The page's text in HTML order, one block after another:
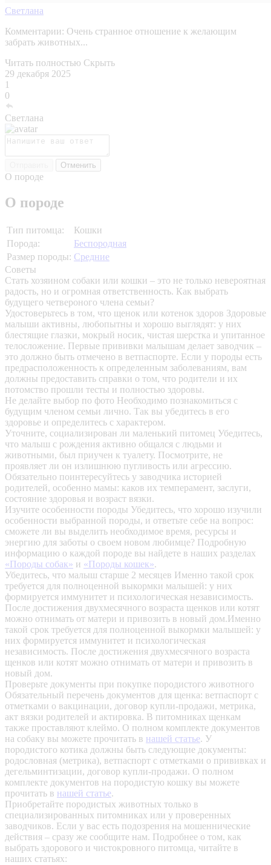
Светлана
Комментарии: Очень странное отношение к желающим
забрать животных...
Читать полностью Скрыть
29 декабря 2025
1
0
Светлана
Отменить
О породе
О породе
Тип питомца:
Кошки
Порода:
Беспородная
Размер породы: Средние
Советы
Стать хозяином собаки или кошки – это не только невероятная
радость, но и огромная ответственность. Как выбрать
будущего четвероного члена семьи?
Удостоверьтесь в том, что щенок или котенок здоров Здоровые
малыши активны, любопытны и хорошо выглядят: у них
блестящие глазки, мокрый носик, чистая шерстка и упитанное
телосложение. Первые прививки малышам делает заводчик –
это должно быть отмечено в ветпаспорте. Если у породы есть
предрасположенность к определенным заболеваниям, вам
должны предоставить справки о том, что родители и их
потомство прошли тесты и полностью здоровы.
Не делайте выбор по фото Необходимо познакомиться с
будущим членом семьи лично. Так вы убедитесь в его
здоровье и определитесь с характером.
Уточните, социализирован ли маленький питомец Убедитесь,
что малыш с рождения активно общался с людьми и
животными, был приучен к туалету. Посмотрите, не
проявляет ли он излишнюю пугливость или агрессию.
Обязательно поинтересуйтесь у заводчика историей
родителей, особенно мамы: каков их темперамент, заслуги,
состояние здоровья и возраст вязки.
Изучите особенности породы Убедитесь, что хорошо изучили
особенности выбранной породы, и ответьте себе на вопрос:
сможете ли вы выделить необходимое время, ресурсы и
энергию для заботы о своем новом любимце? Подробную
информацию о каждой породе вы найдете в наших разделах
«Породы собак» и «Породы кошек».
Убедитесь, что малыш старше 2 месяцев Именно такой срок
требуется для полноценной выкормки малышей: у них
формируется иммунитет и психологическая независимость.
После достижения двухмесячного возраста щенков или котят
можно отнимать от матери и привозить в новый дом.Именно
такой срок требуется для полноценной выкормки малышей: у
них формируется иммунитет и психологическая
независимость. После достижения двухмесячного возраста
щенков или котят можно отнимать от матери и привозить в
новый дом.
Проверьте документы при покупке породистого животного
Обязательный перечень документов для щенка: ветпаспорт с
отметками о вакцинации, договор купли-продажи, метрика,
акт вязки родителей и актировка. В питомниках щенкам
также проставляют клеймо. О полном комплекте документов
на собаку вы можете прочитать в нашей статье. У
породистого котика должны быть следующие документы:
родословная (метрика), ветпаспорт с отметками о прививках и
дегельминтизации, договор купли-продажи. О полном
комплекте документов на породистую кошку вы можете
прочитать в нашей статье.
Приобретайте породистых животных только в
специализированных питомниках или у проверенных
заводчиков. Если у вас есть подозрения на мошеннические
действия – сразу же сообщите нам. Подробнее о том, как
выбрать здорового и чистокровного питомца, читайте в
наших статьях: